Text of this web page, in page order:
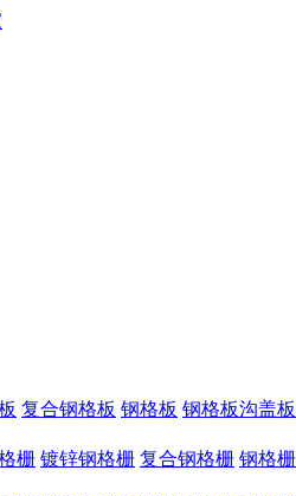
复合钢格板 钢格板 钢格板沟盖板
栅 镀锌钢格栅 复合钢格栅 钢格栅